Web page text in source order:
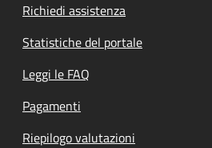
Richiedi assistenza
Statistiche del portale
Leggi le FAQ
Pagamenti
Riepilogo valutazioni